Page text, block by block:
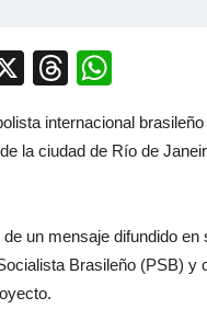
X Threads
internacional
la ciudad de Río de
un mensaje difundido
Brasileño (PSB) y